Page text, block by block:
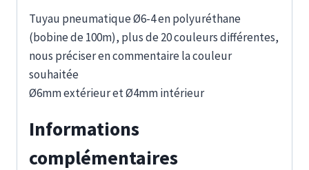
Tuyau pneumatique Ø6-4 en polyuréthane
(bobine de 100m), plus de 20 couleurs différentes,
nous préciser en commentaire la couleur
souhaitée
Ø6mm extérieur et Ø4mm intérieur
Informations
complémentaires